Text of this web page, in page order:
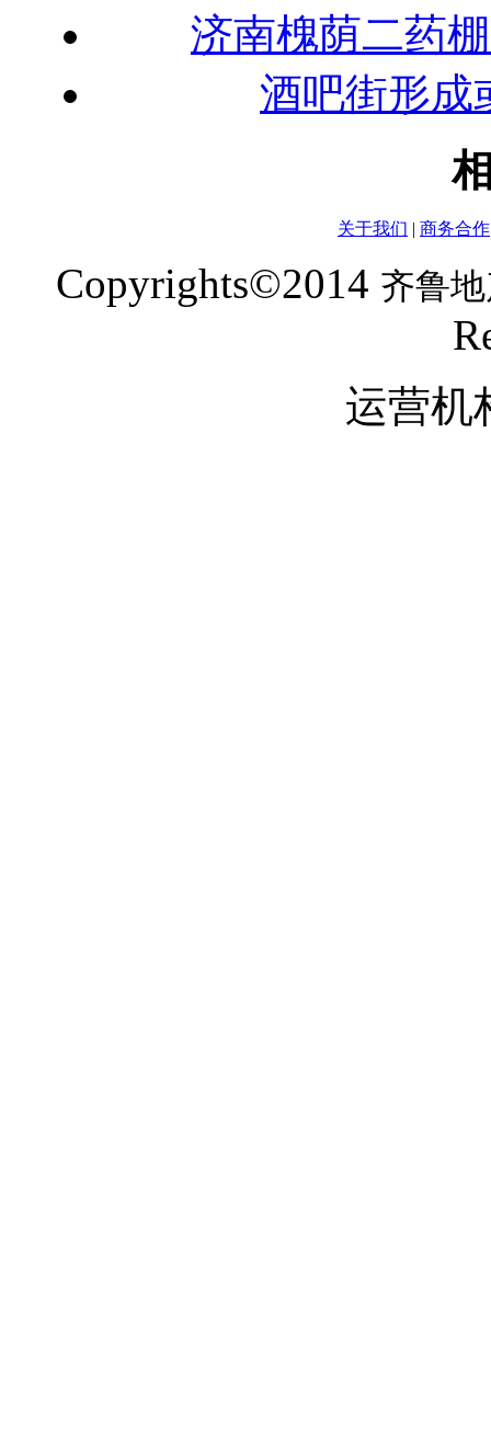
济南槐荫二药
酒吧街形成
关于我们 | 商务合作
Copyrights©2014 齐鲁
运营机